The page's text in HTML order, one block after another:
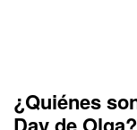
¿Quiénes
Day de Olga?